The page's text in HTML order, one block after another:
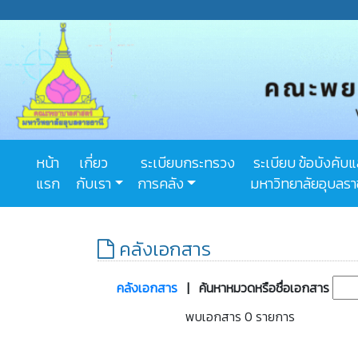
หน้า
แรก
เกี่ยว
กับเรา
ระเบียบกระทรวง
การคลัง
ระเบียบ ข้อบังคับ
มหาวิทยาลัยอุบลร
คลังเอกสาร
คลังเอกสาร | ค้นหาหมวดหรือชื่อเอกสาร
พบเอกสาร 0 รายการ